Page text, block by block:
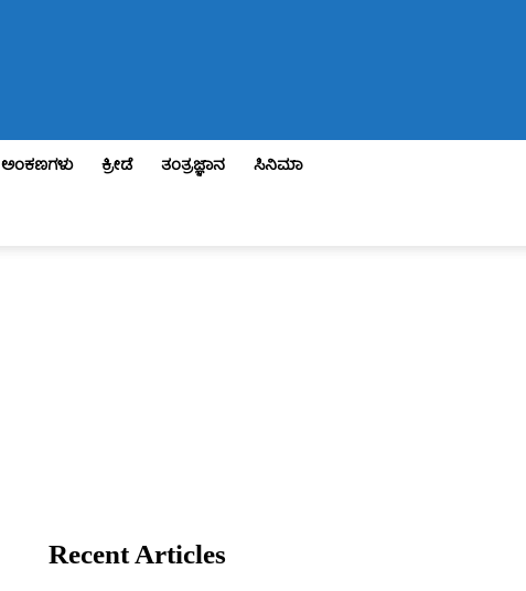
ಅಂಕಣಗಳು ಕ್ರೀಡೆ ತಂತ್ರಜ್ಞಾನ
ಸಿನಿಮಾ
Recent Articles